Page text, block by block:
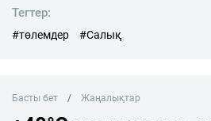
Тегтер:
#төлемдер #Салық
Басты бет Жаңалықтар